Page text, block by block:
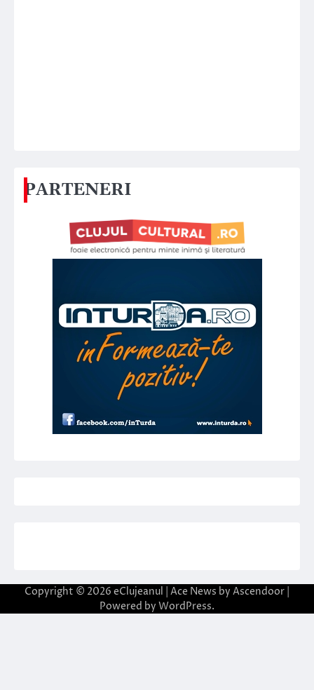
PARTENERI
Copyright © 2026 eClujeanul | Ace News by Ascendoor
Powered by WordPress.